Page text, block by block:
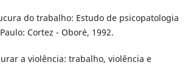
do trabalho: Estudo de psicopatologia
Cortez - Oboré, 1992.
a violência: trabalho, violência e